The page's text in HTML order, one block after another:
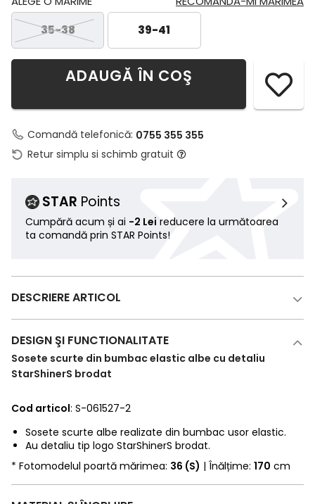
35-38
39-41
ADAUGĂ ÎN COŞ
Comandă telefonică: 0755 355 355
Retur simplu si schimb gratuit
STAR Points
Cumpără acum și ai -2 Lei reducere la următoarea
ta comandă prin STAR Points!
DESCRIERE ARTICOL
DESIGN ŞI FUNCTIONALITATE
Sosete scurte din bumbac elastic albe cu detaliu
StarShinerS brodat
Cod articol: S-061527-2
Sosete scurte albe realizate din bumbac usor elastic.
Au detaliu tip logo StarShinerS brodat.
* Fotomodelul poartă mărimea: 36 (S) | Înălțime: 170 cm